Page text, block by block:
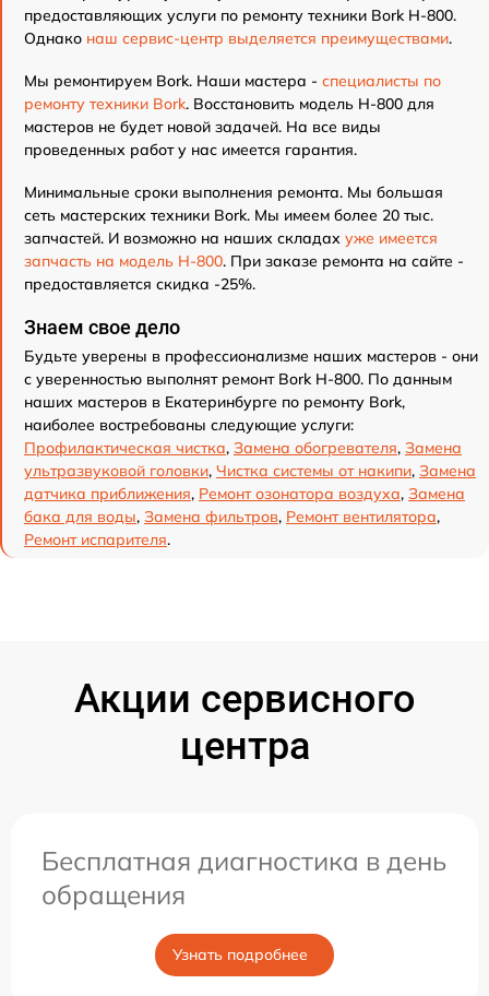
предоставляющих услуги по ремонту техники Bork H-800.
Однако наш сервис-центр выделяется преимуществами.
Мы ремонтируем Bork. Наши мастера - специалисты по
ремонту техники Bork. Восстановить модель H-800 для
мастеров не будет новой задачей. На все виды
проведенных работ у нас имеется гарантия.
Минимальные сроки выполнения ремонта. Мы большая
сеть мастерских техники Bork. Мы имеем более 20 тыс.
запчастей. И возможно на наших складах уже имеется
запчасть на модель H-800. При заказе ремонта на сайте -
предоставляется скидка -25%.
Знаем свое дело
Будьте уверены в профессионализме наших мастеров - они
с уверенностью выполнят ремонт Bork H-800. По данным
наших мастеров в Екатеринбурге по ремонту Bork,
наиболее востребованы следующие услуги:
Профилактическая чистка, Замена обогревателя, Замена
ультразвуковой головки, Чистка системы от накипи, Замена
датчика приближения, Ремонт озонатора воздуха, Замена
бака для воды, Замена фильтров, Ремонт вентилятора,
Ремонт испарителя.
Акции сервисного
центра
Бесплатная диагностика в день
обращения
Узнать подробнее